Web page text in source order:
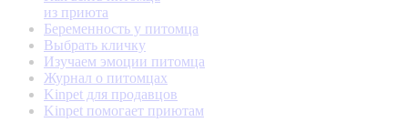
из приюта
Беременность у питомца
Выбрать кличку
Изучаем эмоции питомца
Журнал о питомцах
Kinpet для продавцов
Kinpet помогает приютам